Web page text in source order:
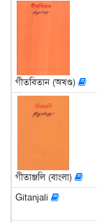
গীতবিতান (অখণ্ড)
গীতাঞ্জলি (বাংলা)
Gitanjali